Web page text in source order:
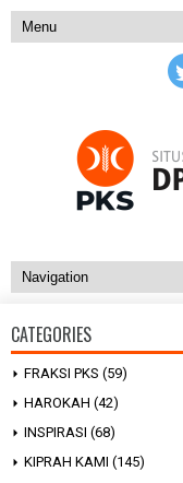
CATEGORIES
FRAKSI PKS (59)
HAROKAH (42)
INSPIRASI (68)
KIPRAH KAMI (145)